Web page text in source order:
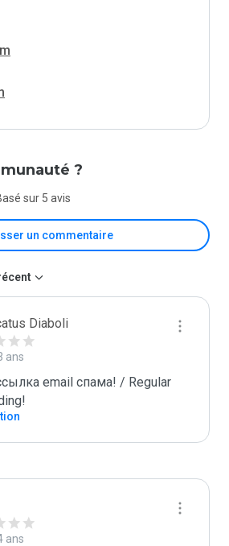
?
sur 5 avis
un commentaire
Diaboli
ans
email спама! / Regular
ans